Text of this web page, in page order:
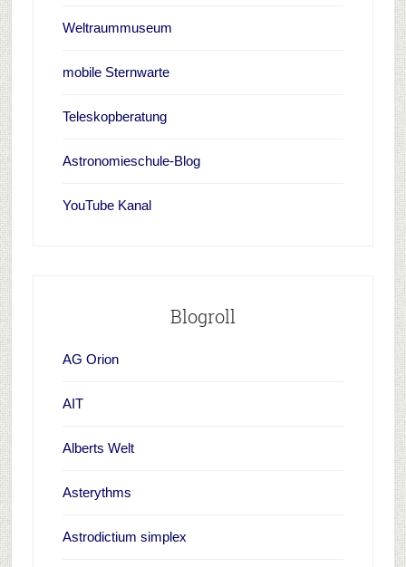
Weltraummuseum
mobile Sternwarte
Teleskopberatung
Astronomieschule-Blog
YouTube Kanal
Blogroll
AG Orion
AIT
Alberts Welt
Asterythms
Astrodictium simplex